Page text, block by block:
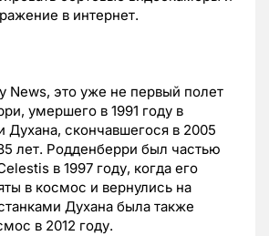
в интернет.
News, это уже не первый полет
умершего в 1991 году в
Духана, скончавшегося в 2005
лет. Родденберри был частью
в 1997 году, когда его
в космос и вернулись на
Духана была также
в 2012 году.